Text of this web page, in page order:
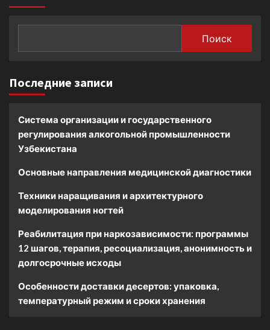
Поиск
Последние записи
Система организации и государственного
регулирования алкогольной промышленности
Узбекистана
Основные направления медицинской диагностики
Техники наращивания и архитектурного
моделирования ногтей
Реабилитация при наркозависимости: программы
12 шагов, терапия, ресоциализация, анонимность и
долгосрочные исходы
Особенности доставки десертов: упаковка,
температурный режим и сроки хранения